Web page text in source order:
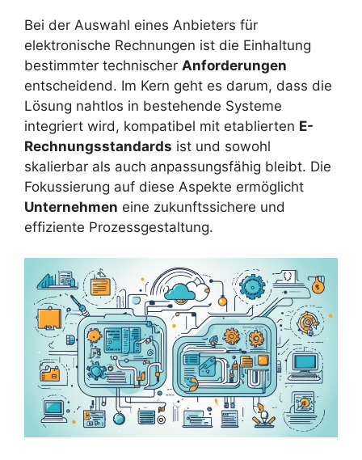
Bei der Auswahl eines Anbieters für
elektronische Rechnungen ist die Einhaltung
bestimmter technischer Anforderungen
entscheidend. Im Kern geht es darum, dass die
Lösung nahtlos in bestehende Systeme
integriert wird, kompatibel mit etablierten E-
Rechnungsstandards ist und sowohl
skalierbar als auch anpassungsfähig bleibt. Die
Fokussierung auf diese Aspekte ermöglicht
Unternehmen eine zukunftssichere und
effiziente Prozessgestaltung.